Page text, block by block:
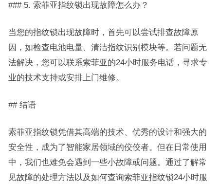
### 5. 索菲亚指纹锁出现故障怎么办？
当您的指纹锁出现故障时，首先可以尝试排查故障原
因，如检查电池电量、清洁指纹识别模块等。若问题无
法解决，您可以联系索菲亚的24小时服务电话，寻求专
业的技术支持或安排上门维修。
## 结语
索菲亚指纹锁凭借其高端的技术、优秀的设计和强大的
安全性，成为了智能家居领域的佼佼者。但在日常使用
中，我们也难免会遇到一些小故障或问题。通过了解常
见故障的处理方法以及如何查询索菲亚指纹锁24小时服